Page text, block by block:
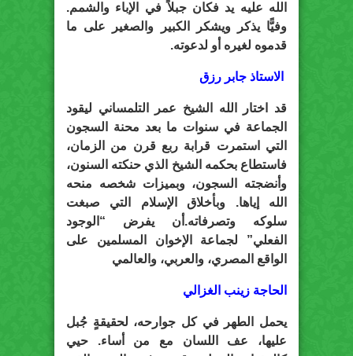
الله عليه يد فكان جبلاً في الإباء والشمم.
وفيًّا يذكر ويشكر الكبير والصغير على ما
قدموه لغيره أو لدعوته.
الاستاذ جابر رزق
قد اختار الله الشيخ عمر التلمساني ليقود
الجماعة في سنوات ما بعد محنة السجون
التي استمرت قرابة ربع قرن من الزمان،
فاستطاع بحكمه الشيخ الذي حنكته السنون،
وأنضجته السجون، وبميزات شخصه منحه
الله إياها. وبأخلاق الإسلام التي صبغت
سلوكه وتصرفاته.أن يفرض “الوجود
الفعلي” لجماعة الإخوان المسلمين على
الواقع المصري، والعربي، والعالمي
الحاجة زينب الغزالي
يحمل الطهر في كل جوارحه، لحقيقةٍ جُبل
عليها، عف اللسان مع من أساء. حيي